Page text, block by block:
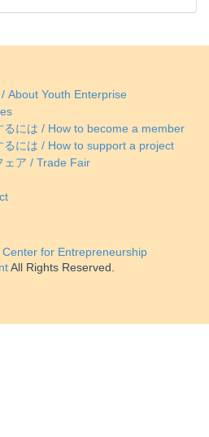
About Youth Enterprise
るには / How to become a member
るには / How to support a project
ェア / Trade Fair
Center for Entrepreneurship
All Rights Reserved.